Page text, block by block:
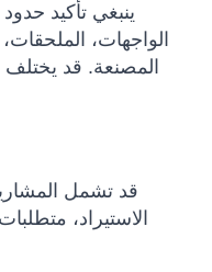
ينبغي تأكيد حدود
الواجهات،
المصنعة. قد
قد تشمل
الاستيراد،